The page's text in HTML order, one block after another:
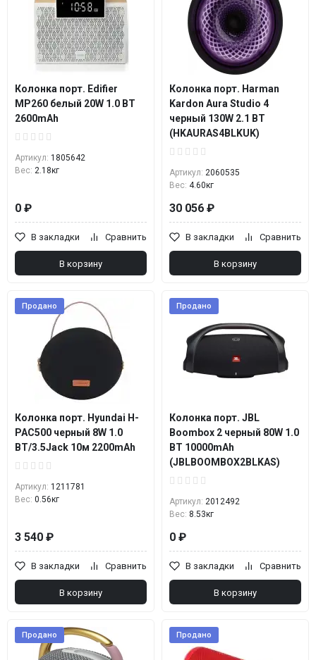
Колонка порт. Edifier
MP260 белый 20W 1.0 BT
2600mAh
Артикул: 1805642
Вес: 2.18кг
0 ₽
В закладки Сравнить
В корзину
Колонка порт. Harman
Kardon Aura Studio 4
черный 130W 2.1 BT
(HKAURAS4BLKUK)
Артикул: 2060535
Вес: 4.60кг
30 056 ₽
В закладки Сравнить
В корзину
Продано
Колонка порт. Hyundai H-
PAC500 черный 8W 1.0
BT/3.5Jack 10м 2200mAh
Артикул: 1211781
Вес: 0.56кг
3 540 ₽
В закладки Сравнить
В корзину
Продано
Колонка порт. JBL
Boombox 2 черный 80W 1.0
BT 10000mAh
(JBLBOOMBOX2BLKAS)
Артикул: 2012492
Вес: 8.53кг
0 ₽
В закладки Сравнить
В корзину
Продано Продано